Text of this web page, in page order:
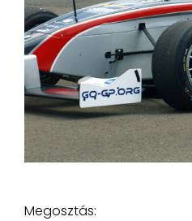
Megosztás: